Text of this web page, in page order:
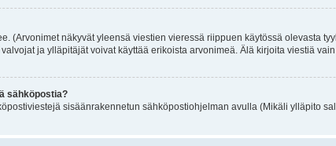
(Arvonimet näkyvät yleensä viestien vieressä riippuen käytössä olevasta
ja ylläpitäjät voivat käyttää erikoista arvonimeä. Älä kirjoita viestiä
sähköpostia?
sisäänrakennetun sähköpostiohjelman avulla (Mikäli ylläpito